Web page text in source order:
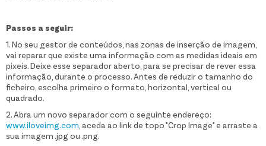
Passos a seguir:
1. No seu gestor de conteúdos, nas zonas de inserção de imagem,
vai reparar que existe uma informação com as medidas ideais em
pixeis. Deixe esse separador aberto, para se precisar de rever essa
informação, durante o processo. Antes de reduzir o tamanho do
ficheiro, escolha primeiro o formato, horizontal, vertical ou
quadrado.
2. Abra um novo separador com o seguinte endereço:
www.iloveimg.com , aceda ao link de topo "Crop Image" e arraste a
sua imagem .jpg ou .png.